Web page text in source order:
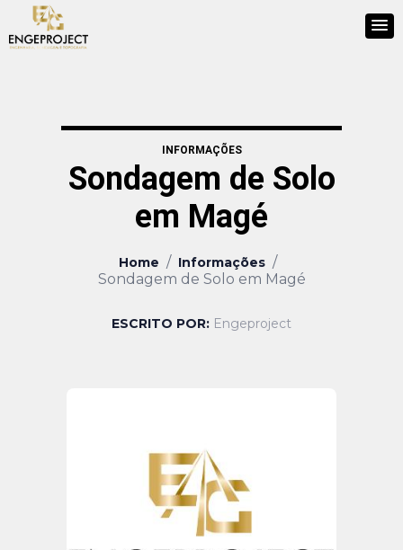
INFORMAÇÕES
Sondagem de Solo
em Magé
Home / Informações /
Sondagem de Solo em Magé
ESCRITO POR: Engeproject